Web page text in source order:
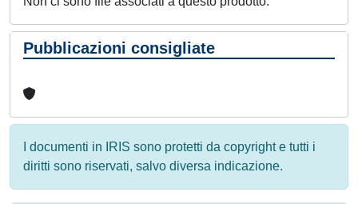
Pubblicazioni consigliate
I documenti in IRIS sono protetti da copyright e tutti i
diritti sono riservati, salvo diversa indicazione.